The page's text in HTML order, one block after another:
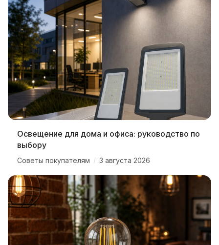
Освещение для дома и офиса: руководство по
выбору
Советы покупателям / 3 августа 2026